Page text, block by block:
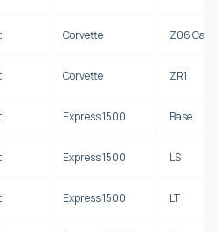
Corvette Z06
Corvette ZR1
Express 1500 Base
Express 1500 LS
Express 1500 LT